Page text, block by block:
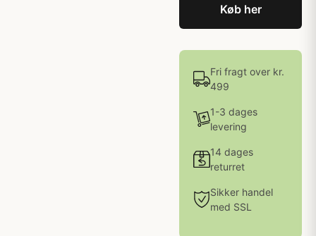
Køb her
Fri fragt over kr.
499
1-3 dages
levering
14 dages
returret
Sikker handel
med SSL